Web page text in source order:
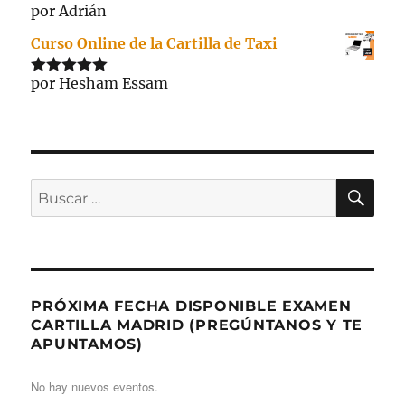
Valorado
por Adrián
Curso Online de la Cartilla de Taxi
Valorado
por Hesham Essam
Buscar
por:
PRÓXIMA FECHA DISPONIBLE EXAMEN
CARTILLA MADRID (PREGÚNTANOS Y TE
APUNTAMOS)
No hay nuevos eventos.